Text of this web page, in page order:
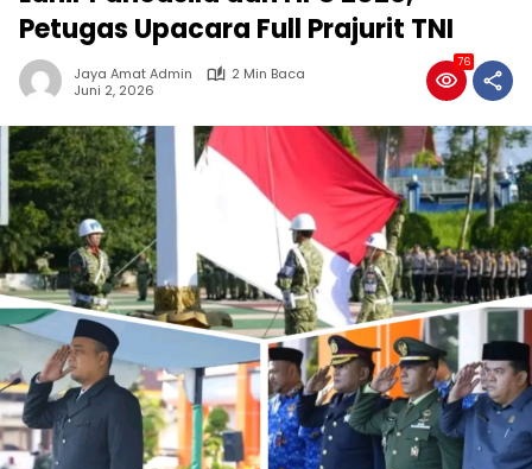
Petugas Upacara Full Prajurit TNI
Jaya Amat Admin
2 Min Baca
Juni 2, 2026
76